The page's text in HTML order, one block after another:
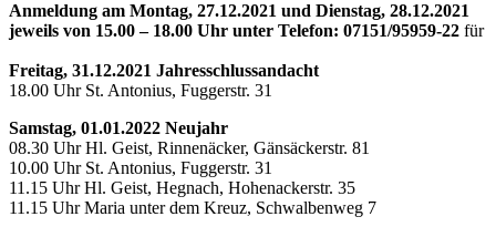
Anmeldung am Montag, 27.12.2021 und Dienstag, 28.12.2021
jeweils von 15.00 – 18.00 Uhr unter Telefon: 07151/95959-22 für
Freitag, 31.12.2021 Jahresschlussandacht
18.00 Uhr St. Antonius, Fuggerstr. 31
Samstag, 01.01.2022 Neujahr
08.30 Uhr Hl. Geist, Rinnenäcker, Gänsäckerstr. 81
10.00 Uhr St. Antonius, Fuggerstr. 31
11.15 Uhr Hl. Geist, Hegnach, Hohenackerstr. 35
11.15 Uhr Maria unter dem Kreuz, Schwalbenweg 7